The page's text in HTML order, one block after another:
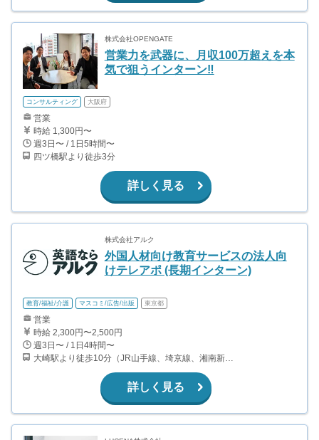
株式会社OPENGATE
営業力を武器に、月収100万超えを本
気で狙うインターン‼︎
コンサルティング 大阪府
営業
時給 1,300円〜
週3日〜 / 1日5時間〜
四ツ橋駅より徒歩3分
詳しく見る
株式会社アルク
外国人材向け教育サービスの法人向
けテレアポ (長期インターン)
教育/福祉/介護 マスコミ/広告/出版 東京都
営業
時給 2,300円〜2,500円
週3日〜 / 1日4時間〜
大崎駅より徒歩10分（JR山手線、埼京線、湘南新宿ライン等） 品川駅より徒歩12分（JR山手線、京浜東北線、東海道線、横須賀線等） 五反田駅より徒歩12分（JR山手線・都営浅草線・東急池上線）
詳しく見る